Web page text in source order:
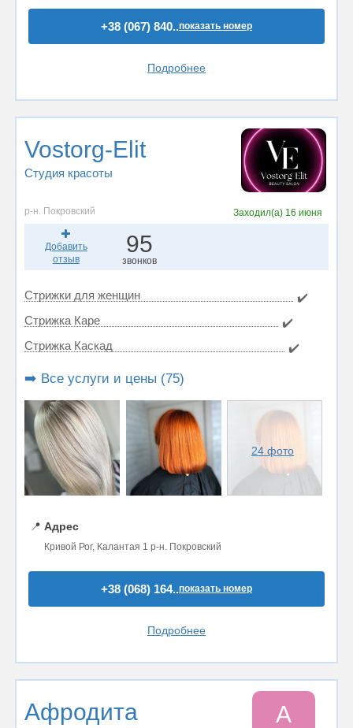
+38 (067) 840..показать номер
Подробнее
Vostorg-Elit
Студия красоты
р-н. Покровский Заходил(а) 16 июня
Добавить
отзыв
95
звонков
Стрижки для женщин
✔️
Стрижка Каре
✔️
Стрижка Каскад
✔️
➡️ Все услуги и цены (75)
24 фото
📍 Адрес
Кривой Рог, Калантая 1 р-н. Покровский
+38 (068) 164..показать номер
Подробнее
Афродита А